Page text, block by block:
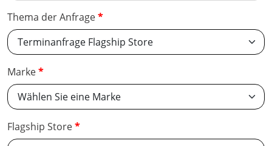
Thema der Anfrage
Marke
Flagship Store